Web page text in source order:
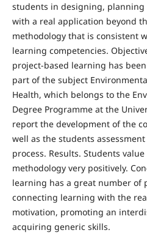
students in designing,
with a real application beyond
methodology that is consistent
learning competencies.
project-based learning has
part of the subject
Health, which belongs to the
Degree Programme at the
report the development of the
well as the students
process. Results. Students
methodology very positively.
learning has a great number of
connecting learning with the
motivation, promoting an
acquiring generic skills.